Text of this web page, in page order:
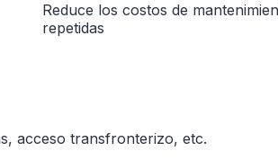
Reduce los costos de
repetidas
acceso transfronterizo, etc.